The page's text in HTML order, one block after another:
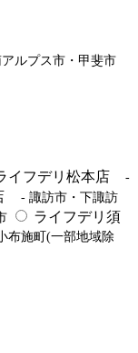
ルプス市・甲斐市
イフデリ松本店
-
- 諏訪市・下諏訪
ライフデリ須
布施町(一部地域除